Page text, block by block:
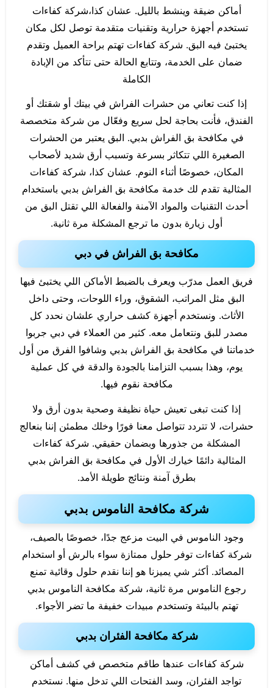
أماكن ضيقة وينشط بالليل. عشان كذا،شركة كفاءات
تستخدم أجهزة حرارية وتقنيات متقدمة توصل لكل مكان
يختبئ فيه البق. شركة كفاءات تهتم براحة العميل وتقدم
ضمان على الخدمة، وتتابع الحالة حتى تتأكد من الإبادة
الكاملة
إذا كنت تعاني من حشرات الفراش في بيتك أو شقتك أو
الفندق، فأنت بحاجة لحل سريع وفعّال من شركة متخصصة
في مكافحة بق الفراش بدبي. البق يعتبر من الحشرات
الصغيرة اللي تتكاثر بسرعة وتسبب أرق شديد لأصحاب
المكان، خصوصًا أثناء النوم. عشان كذا، شركة كفاءات
المثالية تقدم لك خدمة مكافحة بق الفراش بدبي باستخدام
أحدث التقنيات والمواد الآمنة والفعالة اللي تقتل البق من
أول زيارة بدون ما ترجع المشكلة مرة ثانية.
مكافحة بق الفراش في دبي
فريق العمل مدرّب ويعرف بالضبط الأماكن اللي يختبئ فيها
البق مثل المراتب، الشقوق، وراء اللوحات، وحتى داخل
الأثاث. ونستخدم أجهزة كشف حراري علشان نحدد كل
مصدر للبق ونتعامل معه. كثير من العملاء في دبي جربوا
خدماتنا في مكافحة بق الفراش بدبي وشافوا الفرق من أول
يوم، وهذا بسبب التزامنا بالجودة والدقة في كل عملية
مكافحة نقوم فيها.
إذا كنت تبغى تعيش حياة نظيفة وصحية بدون أرق ولا
حشرات، لا تتردد تتواصل معنا فورًا وخلك مطمئن إننا بنعالج
المشكلة من جذورها وبضمان حقيقي. شركة كفاءات
المثالية دائمًا خيارك الأول في مكافحة بق الفراش بدبي
بطرق آمنة ونتائج طويلة الأمد.
شركة مكافحة الناموس بدبي
وجود الناموس في البيت مزعج جدًا، خصوصًا بالصيف،
شركة كفاءات توفر حلول ممتازة سواء بالرش أو استخدام
المصائد. أكثر شي يميزنا هو إننا نقدم حلول وقائية تمنع
رجوع الناموس مرة ثانية، شركة مكافحة الناموس بدبي
تهتم بالبيئة وتستخدم مبيدات خفيفة ما تضر الأجواء.
شركة مكافحة الفئران بدبي
شركة كفاءات عندها طاقم متخصص في كشف أماكن
تواجد الفئران، وسد الفتحات اللي تدخل منها. نستخدم